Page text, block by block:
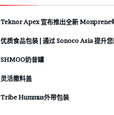
Teknor Apex 宣布推出全新
优质食品包装 | 通过 Sonoco Asia 提升
SHMOO奶昔罐
灵活撒料盖
Tribe Hummus外带包装